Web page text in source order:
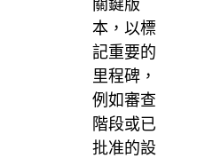
關鍵版
本，以標
記重要的
里程碑，
例如審查
階段或已
批准的設